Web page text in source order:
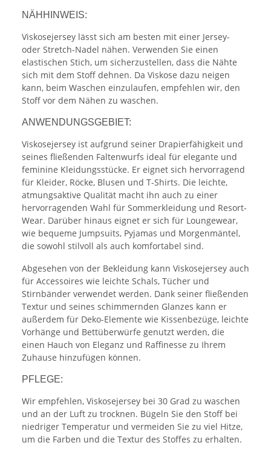
NÄHHINWEIS:
Viskosejersey lässt sich am besten mit einer Jersey-
oder Stretch-Nadel nähen. Verwenden Sie einen
elastischen Stich, um sicherzustellen, dass die Nähte
sich mit dem Stoff dehnen. Da Viskose dazu neigen
kann, beim Waschen einzulaufen, empfehlen wir, den
Stoff vor dem Nähen zu waschen.
ANWENDUNGSGEBIET:
Viskosejersey ist aufgrund seiner Drapierfähigkeit und
seines fließenden Faltenwurfs ideal für elegante und
feminine Kleidungsstücke. Er eignet sich hervorragend
für Kleider, Röcke, Blusen und T-Shirts. Die leichte,
atmungsaktive Qualität macht ihn auch zu einer
hervorragenden Wahl für Sommerkleidung und Resort-
Wear. Darüber hinaus eignet er sich für Loungewear,
wie bequeme Jumpsuits, Pyjamas und Morgenmäntel,
die sowohl stilvoll als auch komfortabel sind.
Abgesehen von der Bekleidung kann Viskosejersey auch
für Accessoires wie leichte Schals, Tücher und
Stirnbänder verwendet werden. Dank seiner fließenden
Textur und seines schimmernden Glanzes kann er
außerdem für Deko-Elemente wie Kissenbezüge, leichte
Vorhänge und Bettüberwürfe genutzt werden, die
einen Hauch von Eleganz und Raffinesse zu Ihrem
Zuhause hinzufügen können.
PFLEGE:
Wir empfehlen, Viskosejersey bei 30 Grad zu waschen
und an der Luft zu trocknen. Bügeln Sie den Stoff bei
niedriger Temperatur und vermeiden Sie zu viel Hitze,
um die Farben und die Textur des Stoffes zu erhalten.